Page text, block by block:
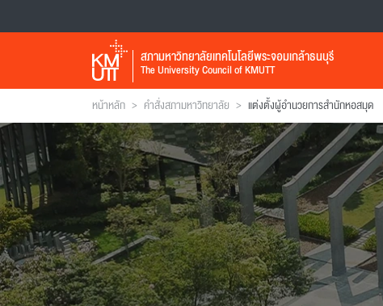
สภามหาวิทยาลัยเทคโนโลยีพระจอมเกล้าธนบุรี
The University Council of KMUTT
หน้าหลัก > คำสั่งสภามหาวิทยาลัย > แต่งตั้งผู้อํานวยการสํานักหอสมุด